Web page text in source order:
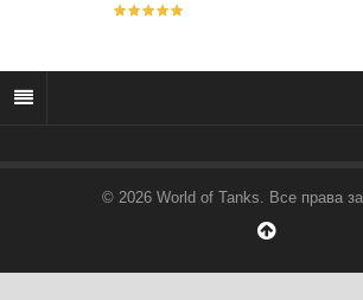
© 2026 World of Tanks. Все права